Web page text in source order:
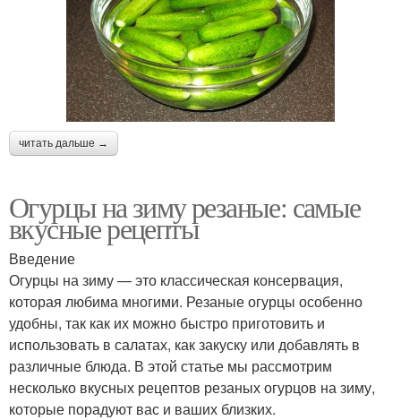
читать дальше →
Огурцы на зиму резаные: самые
вкусные рецепты
Введение
Огурцы на зиму — это классическая консервация,
которая любима многими. Резаные огурцы особенно
удобны, так как их можно быстро приготовить и
использовать в салатах, как закуску или добавлять в
различные блюда. В этой статье мы рассмотрим
несколько вкусных рецептов резаных огурцов на зиму,
которые порадуют вас и ваших близких.